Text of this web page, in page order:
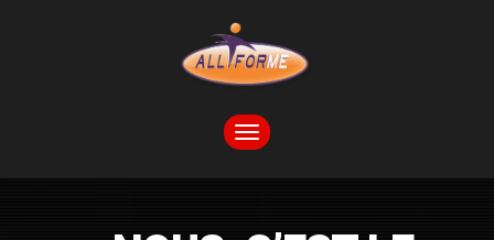
TOGGLE
NAVIGATION